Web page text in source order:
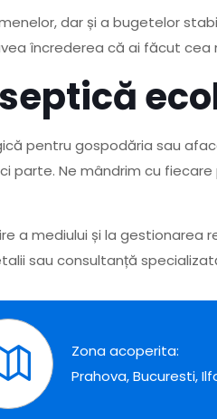
dar și a bugetelor
încrederea că ai făcut cea
pentru gospodăria sau
Ne mândrim cu
a mediului și la gestionarea
sau consultanță
Zona acoperita:
Prahova, Bucuresti,